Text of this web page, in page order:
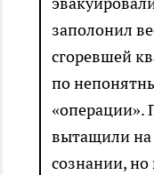
заполонил
сгоревшей
по
«операции».
вытащили на
сознании, но